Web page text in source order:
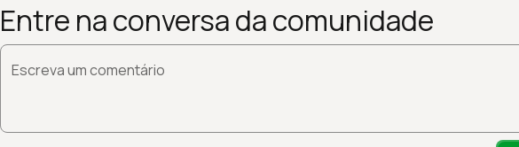
Entre na conversa da comunidade
Escreva um comentário